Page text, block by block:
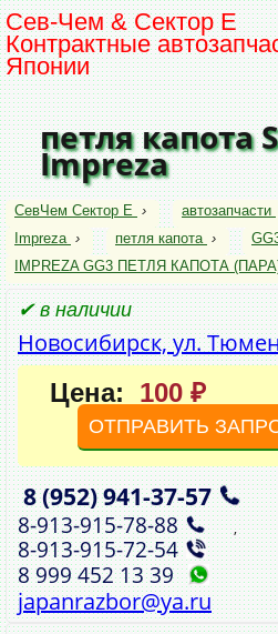
Сев-Чем & Сектор Е
Контрактные
Японии
петля капота
Impreza
СевЧем Сектор Е › автозапчасти
Impreza › петля капота ›
IMPREZA GG3 ПЕТЛЯ КАПОТА
✔ в наличии
Новосибирск, ул.
Цена: 100 ₽
ОТПРАВИТЬ
8 (952)941‑37‑57 ,
8‑913‑915‑78‑88 ,
8‑913‑915‑72‑54
8 999 452 13 39
japanrazbor@ya.ru